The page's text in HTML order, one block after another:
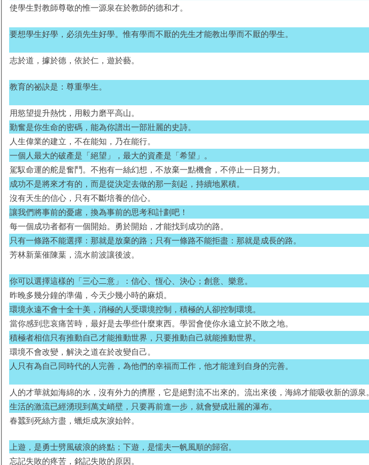
使學生對教師尊敬的惟一源泉在於教師的德和才。
要想學生好學，必須先生好學。惟有學而不厭的先生才能教出學而不厭的學生。
志於道，據於德，依於仁，遊於藝。
教育的祕訣是：尊重學生。
用慾望提升熱忱，用毅力磨平高山。
勤奮是你生命的密碼，能為你譜出一部壯麗的史詩。
人生偉業的建立，不在能知，乃在能行。
一個人最大的破產是「絕望」，最大的資產是「希望」。
駕馭命運的舵是奮鬥。不抱有一絲幻想，不放棄一點機會，不停止一日努力。
成功不是將來才有的，而是從決定去做的那一刻起，持續地累積。
沒有天生的信心，只有不斷培養的信心。
讓我們將事前的憂慮，換為事前的思考和計劃吧！
每一個成功者都有一個開始。勇於開始，才能找到成功的路。
只有一條路不能選擇：那就是放棄的路；只有一條路不能拒盡：那就是成長的路。
芳林新葉催陳葉，流水前波讓後波。
你可以選擇這樣的「三心二意」：信心、恆心、決心；創意、樂意。
昨晚多幾分鐘的準備，今天少幾小時的麻煩。
環境永遠不會十全十美，消極的人受環境控制，積極的人卻控制環境。
當你感到悲哀痛苦時，最好是去學些什麼東西。學習會使你永遠立於不敗之地。
積極者相信只有推動自己才能推動世界，只要推動自己就能推動世界。
環境不會改變，解決之道在於改變自己。
人只有為自己同時代的人完善，為他們的幸福而工作，他才能達到自身的完善。
人的才華就如海綿的水，沒有外力的擠壓，它是絕對流不出來的。流出來後，海綿才能吸收新的源泉。
生活的激流已經湧現到萬丈峭壁，只要再前進一步，就會變成壯麗的瀑布。
春蠶到死絲方盡，蠟炬成灰淚始幹。
上遊，是勇士劈風破浪的終點；下遊，是懦夫一帆風順的歸宿。
忘記失敗的疼苦，銘記失敗的原因。